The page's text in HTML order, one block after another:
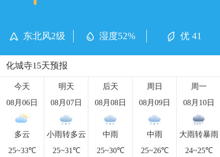
东北风2级 湿度52% 优 41
化城寺15天预报
今天
08月06日
多云
25~33℃
明天
08月07日
小雨转多云
25~31℃
后天
08月08日
中雨
25~30℃
周日
08月09日
中雨
25~26℃
周一
08月10日
大雨转暴雨
24~25℃